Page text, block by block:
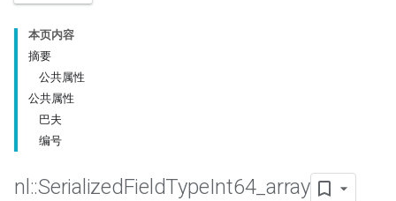
本页内容
摘要
公共属性
公共属性
巴夫
编号
nl ::SerializedFieldTypeInt64_array